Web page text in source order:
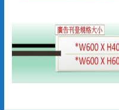
隊攜手